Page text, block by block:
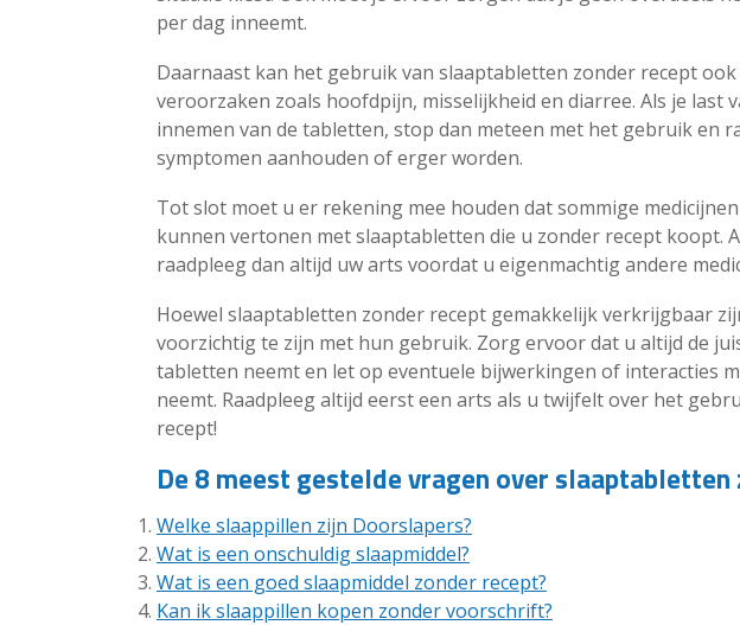
per dag inneemt.
Daarnaast kan het gebruik van slaaptabletten zonder recept
veroorzaken zoals hoofdpijn, misselijkheid en diarree. Als je last
innemen van de tabletten, stop dan meteen met het gebruik en
symptomen aanhouden of erger worden.
Tot slot moet u er rekening mee houden dat sommige
kunnen vertonen met slaaptabletten die u zonder recept koopt.
raadpleeg dan altijd uw arts voordat u eigenmachtig andere
Hoewel slaaptabletten zonder recept gemakkelijk verkrijgbaar
voorzichtig te zijn met hun gebruik. Zorg ervoor dat u altijd de
tabletten neemt en let op eventuele bijwerkingen of interacties
neemt. Raadpleeg altijd eerst een arts als u twijfelt over het
recept!
De 8 meest gestelde vragen over slaaptabletten
Welke slaappillen zijn Doorslapers?
Wat is een onschuldig slaapmiddel?
Wat is een goed slaapmiddel zonder recept?
Kan ik slaappillen kopen zonder voorschrift?